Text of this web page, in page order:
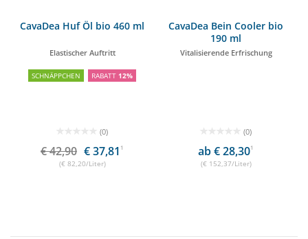
CavaDea Huf Öl bio 460 ml
Elastischer Auftritt
SCHNÄPPCHEN RABATT 12%
(0)
€ 42,90 € 37,81 1
(€ 82,20/Liter)
CavaDea Bein Cooler bio
190 ml
Vitalisierende Erfrischung
(0)
ab € 28,301
(€ 152,37/Liter)